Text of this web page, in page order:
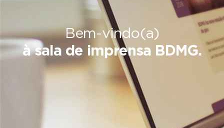
Bem-vindo(a)
à sala de imprensa BDMG.